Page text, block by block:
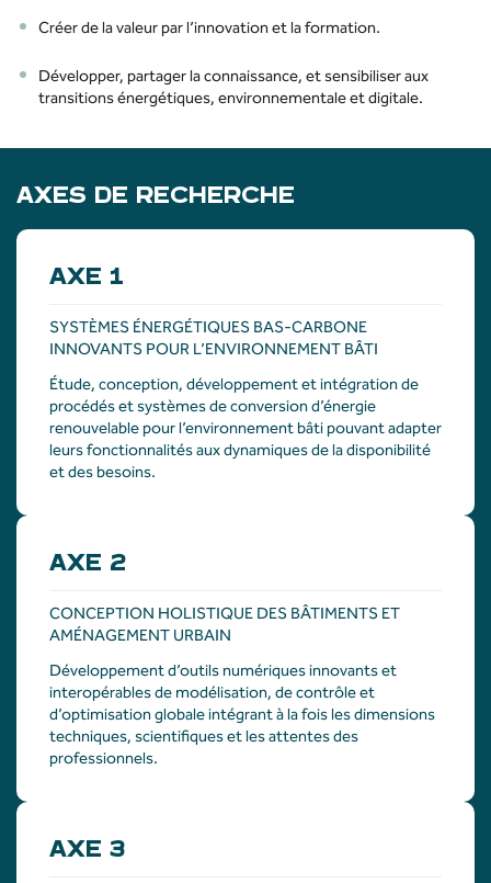
Créer de la valeur par l’innovation et la formation.
Développer, partager la connaissance, et sensibiliser aux
transitions énergétiques, environnementale et digitale.
AXES DE RECHERCHE
AXE 1
SYSTÈMES ÉNERGÉTIQUES BAS-CARBONE
INNOVANTS POUR L’ENVIRONNEMENT BÂTI
Étude, conception, développementetintégrationde
procédésetsystèmesde conversiond’énergie
renouvelable pourl’environnement bâti pouvantadapter
leursfonctionnalitésauxdynamiquesde ladisponibilité
et des besoins.
AXE 2
CONCEPTION HOLISTIQUE DES BÂTIMENTS ET
AMÉNAGEMENT URBAIN
Développementd’outils numériquesinnovantset
interopérablesde modélisation, decontrôleet
d’optimisationglobaleintégrantà lafoisles dimensions
techniques, scientifiqueset lesattentesdes
professionnels.
AXE 3